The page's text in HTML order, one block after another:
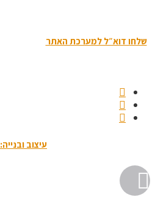
שלחו דוא״ל למערכת האתר
עיצוב ובנייה: TOYSTERMEDIA | אלי טויסטר
גלילה